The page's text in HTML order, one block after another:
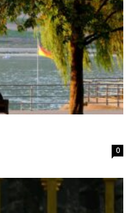
0